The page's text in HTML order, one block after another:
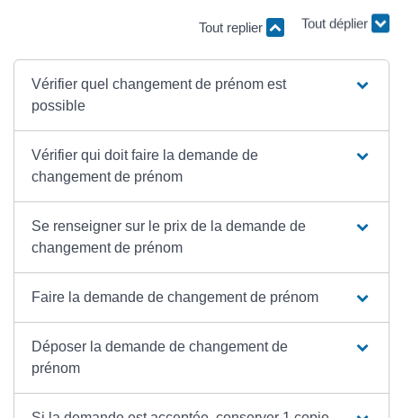
Tout replier Tout déplier
Vérifier quel changement de prénom est
possible
Vérifier qui doit faire la demande de
changement de prénom
Se renseigner sur le prix de la demande de
changement de prénom
Faire la demande de changement de prénom
Déposer la demande de changement de
prénom